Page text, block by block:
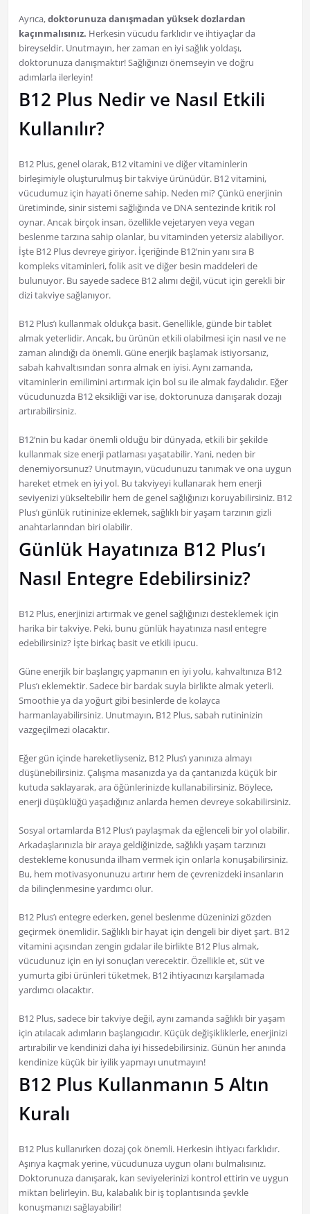
Ayrıca,doktorunuza danışmadan yüksek dozlardan
kaçınmalısınız. Herkesin vücudu farklıdır ve ihtiyaçlar da
bireyseldir. Unutmayın, her zaman en iyi sağlık yoldaşı,
doktorunuza danışmaktır! Sağlığınızı önemseyin ve doğru
adımlarla ilerleyin!
B12 Plus Nedir ve Nasıl Etkili
Kullanılır?
B12 Plus, genel olarak, B12 vitamini ve diğer vitaminlerin
birleşimiyle oluşturulmuş bir takviye ürünüdür. B12 vitamini,
vücudumuz için hayati öneme sahip. Neden mi? Çünkü enerjinin
üretiminde, sinir sistemi sağlığında ve DNA sentezinde kritik rol
oynar. Ancak birçok insan, özellikle vejetaryen veya vegan
beslenme tarzına sahip olanlar, bu vitaminden yetersiz alabiliyor.
İşte B12 Plus devreye giriyor. İçeriğinde B12’nin yanı sıra B
kompleks vitaminleri, folik asit ve diğer besin maddeleri de
bulunuyor. Bu sayede sadece B12 alımı değil, vücut için gerekli bir
dizi takviye sağlanıyor.
B12 Plus’ı kullanmak oldukça basit. Genellikle, günde bir tablet
almak yeterlidir. Ancak, bu ürünün etkili olabilmesi için nasıl ve ne
zaman alındığı da önemli. Güne enerjik başlamak istiyorsanız,
sabah kahvaltısından sonra almak en iyisi. Aynı zamanda,
vitaminlerin emilimini artırmak için bol su ile almak faydalıdır. Eğer
vücudunuzda B12 eksikliği var ise, doktorunuza danışarak dozajı
artırabilirsiniz.
B12’nin bu kadar önemli olduğu bir dünyada, etkili bir şekilde
kullanmak size enerji patlaması yaşatabilir. Yani, neden bir
denemiyorsunuz? Unutmayın, vücudunuzu tanımak ve ona uygun
hareket etmek en iyi yol. Bu takviyeyi kullanarak hem enerji
seviyenizi yükseltebilir hem de genel sağlığınızı koruyabilirsiniz. B12
Plus’ı günlük rutininize eklemek, sağlıklı bir yaşam tarzının gizli
anahtarlarından biri olabilir.
Günlük Hayatınıza B12 Plus’ı
Nasıl Entegre Edebilirsiniz?
B12 Plus, enerjinizi artırmak ve genel sağlığınızı desteklemek için
harika bir takviye. Peki, bunu günlük hayatınıza nasıl entegre
edebilirsiniz? İşte birkaç basit ve etkili ipucu.
Güne enerjik bir başlangıç yapmanın en iyi yolu, kahvaltınıza B12
Plus’ı eklemektir. Sadece bir bardak suyla birlikte almak yeterli.
Smoothie ya da yoğurt gibi besinlerde de kolayca
harmanlayabilirsiniz. Unutmayın, B12 Plus, sabah rutininizin
vazgeçilmezi olacaktır.
Eğer gün içinde hareketliyseniz, B12 Plus’ı yanınıza almayı
düşünebilirsiniz. Çalışma masanızda ya da çantanızda küçük bir
kutuda saklayarak, ara öğünlerinizde kullanabilirsiniz. Böylece,
enerji düşüklüğü yaşadığınız anlarda hemen devreye sokabilirsiniz.
Sosyal ortamlarda B12 Plus’ı paylaşmak da eğlenceli bir yol olabilir.
Arkadaşlarınızla bir araya geldiğinizde, sağlıklı yaşam tarzınızı
destekleme konusunda ilham vermek için onlarla konuşabilirsiniz.
Bu, hem motivasyonunuzu artırır hem de çevrenizdeki insanların
da bilinçlenmesine yardımcı olur.
B12 Plus’ı entegre ederken, genel beslenme düzeninizi gözden
geçirmek önemlidir. Sağlıklı bir hayat için dengeli bir diyet şart. B12
vitamini açısından zengin gıdalar ile birlikte B12 Plus almak,
vücudunuz için en iyi sonuçları verecektir. Özellikle et, süt ve
yumurta gibi ürünleri tüketmek, B12 ihtiyacınızı karşılamada
yardımcı olacaktır.
B12 Plus, sadece bir takviye değil, aynı zamanda sağlıklı bir yaşam
için atılacak adımların başlangıcıdır. Küçük değişikliklerle, enerjinizi
artırabilir ve kendinizi daha iyi hissedebilirsiniz. Günün her anında
kendinize küçük bir iyilik yapmayı unutmayın!
B12 Plus Kullanmanın 5 Altın
Kuralı
B12 Plus kullanırken dozaj çok önemli. Herkesin ihtiyacı farklıdır.
Aşırıya kaçmak yerine, vücudunuza uygun olanı bulmalısınız.
Doktorunuza danışarak, kan seviyelerinizi kontrol ettirin ve uygun
miktarı belirleyin. Bu, kalabalık bir iş toplantısında şevkle
konuşmanızı sağlayabilir!